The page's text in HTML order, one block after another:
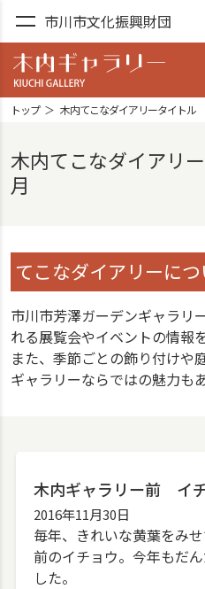
市川市文化振興財団
トップ 木内てこなダイアリータイトル
木内てこなダイアリ
月
てこなダイアリーにつ
市川市芳澤ガーデンギャラリ
れる展覧会やイベントの情報
また、季節ごとの飾り付けや
ギャラリーならではの魅力も
木内ギャラリー前 イ
2016年11月30日
毎年、きれいな黄葉をみ
前のイチョウ。今年もだ
した。